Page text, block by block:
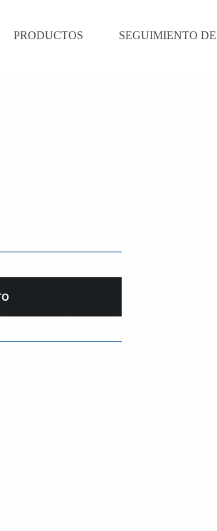
PRODUCTOS SEGUIMIENTO